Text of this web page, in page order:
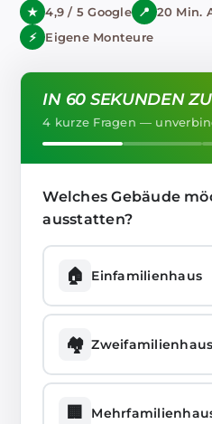
★ 4,9 / 5 Google 📍 20 Min.
⚡
Eigene Monteure
IN 60 SEKUNDEN
4 kurze Fragen —
Welches Gebäude
ausstatten?
🏠 Einfamilienhaus
🏘️
🏢